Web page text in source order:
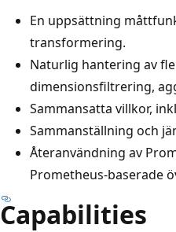
En uppsättning
transformering.
Naturlig hantering av
dimensionsfiltrering,
Sammansatta villkor,
Sammanställning och
Återanvändning av
Prometheus-baserade
Capabilities